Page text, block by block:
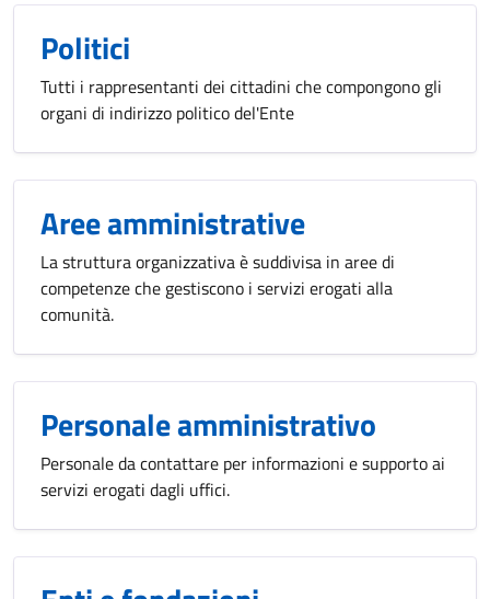
Politici
Tutti i rappresentanti dei cittadini che compongono gli
organi di indirizzo politico del'Ente
Aree amministrative
La struttura organizzativa è suddivisa in aree di
competenze che gestiscono i servizi erogati alla
comunità.
Personale amministrativo
Personale da contattare per informazioni e supporto ai
servizi erogati dagli uffici.